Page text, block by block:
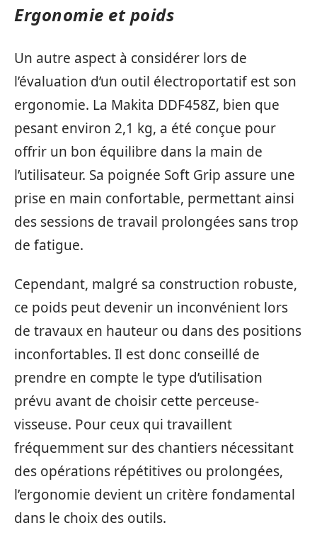
Ergonomie et poids
Un autre aspect à considérer lors de
l’évaluation d’un outil électroportatif est son
ergonomie. La Makita DDF458Z, bien que
pesant environ 2,1 kg, a été conçue pour
offrir un bon équilibre dans la main de
l’utilisateur. Sa poignée Soft Grip assure une
prise en main confortable, permettant ainsi
des sessions de travail prolongées sans trop
de fatigue.
Cependant, malgré sa construction robuste,
ce poids peut devenir un inconvénient lors
de travaux en hauteur ou dans des positions
inconfortables. Il est donc conseillé de
prendre en compte le type d’utilisation
prévu avant de choisir cette perceuse-
visseuse. Pour ceux qui travaillent
fréquemment sur des chantiers nécessitant
des opérations répétitives ou prolongées,
l’ergonomie devient un critère fondamental
dans le choix des outils.